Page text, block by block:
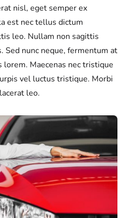
nisl, eget semper ex
est nec tellus dictum
leo. Nullam non sagittis
Sed nunc neque, fermentum at
Maecenas nec tristique
vel luctus tristique. Morbi
leo.